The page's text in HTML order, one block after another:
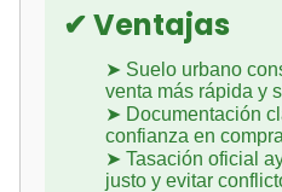
✔ Ventajas
➤ Suelo urbano
venta más rápida y
➤ Documentación
confianza en
➤ Tasación oficial
justo y evitar